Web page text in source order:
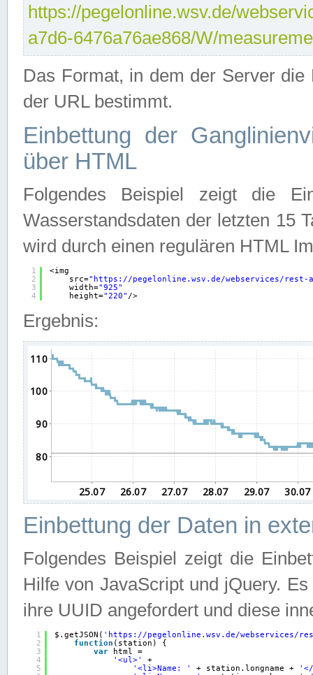
https://pegelonline.wsv.de/
a7d6-6476a76ae868/W/
Das Format, in dem der Server
der URL bestimmt.
Einbettung der
über HTML
Folgendes Beispiel zeigt die
Wasserstandsdaten der letzten 15
wird durch einen regulären HTML
1
2
3
4
<img
src=" https://pegelonline.wsv.de/webservices/rest-
width="925"
height="220" />
Ergebnis:
Einbettung der Daten in
Folgendes Beispiel zeigt die
Hilfe von JavaScript und jQuery.
ihre UUID angefordert und diese
1
2
3
4
5
$.getJSON( ' https://pegelonline.wsv.de/webservices/
function (station) {
var
html =
'<ul>'
+
'<li>Name: '
+ station.longname +